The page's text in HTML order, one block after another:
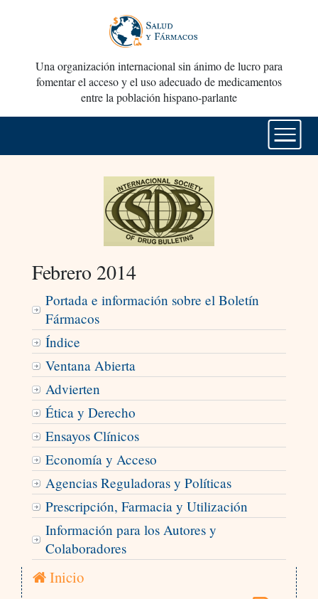
Una organización internacional sin ánimo de lucro para
fomentar el acceso y el uso adecuado de medicamentos
entre la población hispano-parlante
Febrero 2014
Portada e información sobre el Boletín
Fármacos
Índice
Ventana Abierta
Advierten
Ética y Derecho
Ensayos Clínicos
Economía y Acceso
Agencias Reguladoras y Políticas
Prescripción, Farmacia y Utilización
Información para los Autores y
Colaboradores
Inicio